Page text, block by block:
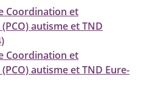
Coordination et
autisme et TND
Coordination et
autisme et TND Eure-